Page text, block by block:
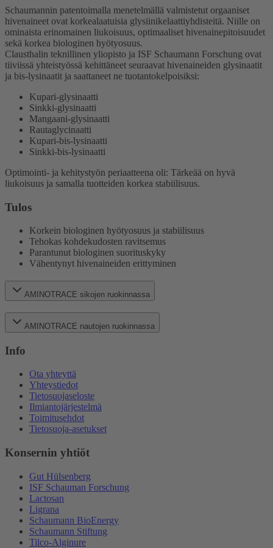
Schaumannin patentoimalla menetelmällä valmistetut orgaaniset
hivenaineet ovat korkealaatuisia glysiinikelaattiyhdisteitä. Niille on
ominaista erinomainen liukoisuus, optimaaliset hivenainepitoisuudet
sekä korkea biologinen hyötyosuus.
Clausthalin teknillinen yliopisto ja ISF Schaumann Forschung ovat
tiiviissä yhteistyössä kehittäneet seuraavat hivenaineiden glysinaatit
ja bis-lysinaatit ja saattaneet ne tuotantokelpoisiksi:
Kupari-glysinaatti
Sinkki-glysinaatti
Mangaani-glysinaatti
Rautaglycinaatti
Kupari-bis-lysinaatti
Sinkki-bis-lysinaatti
Optimointi- ja kehitystyön periaatteena oli: Tärkeää on hyvä
liukoisuus ja samalla tuotteiden korkea stabiilisuus.
Tulos
Korkein biologinen hyötyosuus ja stabiilisuus
Tehokas kohdekudosten ravitsemus
Parantunut biologinen suorituskyky
Vähentynyt hivenaineiden erittyminen
AMINOTRACE sikojen ruokinnassa
AMINOTRACE nautojen ruokinnassa
Info
Ota yhteyttä
Yhteystiedot
Tietosuojaseloste
Ilmiantojärjestelmä
Toimitusehdot
Tietosuoja-asetukset
Konsernin yhtiöt
Gut Hülsenberg
ISF Schauman Forschung
Lactosan
Ligrana
Schaumann BioEnergy
Schaumann Stiftung
Tilco-Alginure